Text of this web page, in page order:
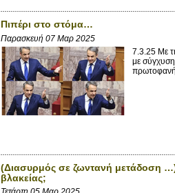
Πιπέρι στο στόμα…
Παρασκευή 07 Μαρ 2025
7.3.25 Με
με
πρωτοφανή
(Διασυρμός σε ζωντανή μετάδοση
βλακείας;